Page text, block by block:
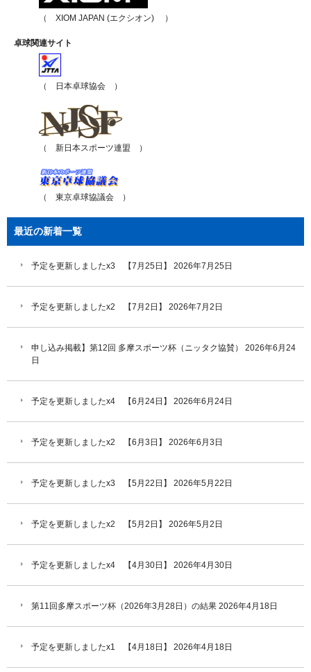
（ XIOM JAPAN (エクシオン) ）
卓球関連サイト
（ 日本卓球協会 ）
（ 新日本スポーツ連盟 ）
（ 東京卓球協議会 ）
最近の新着一覧
予定を更新しましたx3 【7月25日】 2026年7月25日
予定を更新しましたx2 【7月2日】 2026年7月2日
申し込み掲載】第12回 多摩スポーツ杯（ニッタク協賛）
2026年6月24
日
予定を更新しましたx4 【6月24日】 2026年6月24日
予定を更新しましたx2 【6月3日】 2026年6月3日
予定を更新しましたx3 【5月22日】 2026年5月22日
予定を更新しましたx2 【5月2日】 2026年5月2日
予定を更新しましたx4 【4月30日】 2026年4月30日
第11回多摩スポーツ杯（2026年3月28日）の結果 2026年4月18日
予定を更新しましたx1 【4月18日】 2026年4月18日